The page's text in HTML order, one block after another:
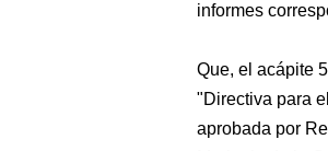
informes
Que, el acápite
"Directiva para
aprobada por